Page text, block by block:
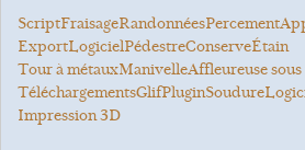
Script Fraisage Randonnées Percement
Export Logiciel Pédestre conserve étain
Tour à métaux
manivelle Affleureuse
Téléchargements Glif Plugin soudure
Impression 3D